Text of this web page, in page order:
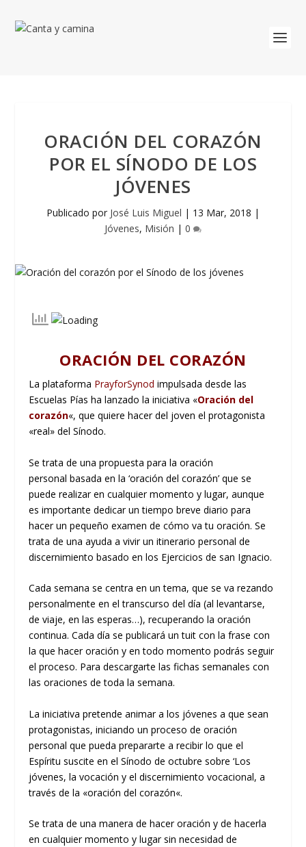
ORACIÓN DEL CORAZÓN
POR EL SÍNODO DE LOS
JÓVENES
Publicado por José Luis Miguel | 13 Mar, 2018 |
Jóvenes, Misión | 0
ORACIÓN DEL CORAZÓN
La plataforma PrayforSynod impulsada desde las
Escuelas Pías ha lanzado la iniciativa «Oración del
corazón«, que quiere hacer del joven el protagonista
«real» del Sínodo.
Se trata de unapropuesta para la oración
personal basada en la ‘oración del corazón’ que se
puede realizar en cualquier momento y lugar, aunque
es importante dedicar un tiempo breve diario para
hacer un pequeño examen de cómo va tu oración. Se
trata de una ayuda a vivir un itinerario personal de
discernimiento basado en los Ejercicios de san Ignacio.
Cada semana se centra en un tema, que se va rezando
personalmente en el transcurso del día (al levantarse,
de viaje, en las esperas…), recuperando la oración
continua. Cada día se publicará un tuit con la frase con
la que hacer oración y en todo momento podrás seguir
el proceso. Para descargarte las fichas semanales con
las oraciones de toda la semana.
La iniciativa pretende animar a los jóvenes a que sean
protagonistas, iniciando un proceso de oración
personal que pueda prepararte a recibir lo que el
Espíritu suscite en el Sínodo de octubre sobre‘Los
jóvenes, la vocación y el discernimiento vocacional, a
través de la «oración del corazón«.
Se trata de una manera de hacer oración y de hacerla
en cualquier momento y lugar sin necesidad de